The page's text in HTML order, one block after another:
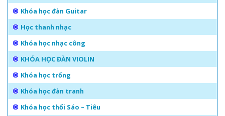
Khóa học đàn Guitar
Học thanh nhạc
Khóa học nhạc công
KHÓA HỌC ĐÀN VIOLIN
Khóa học trống
Khóa học đàn tranh
Khóa học thổi Sáo – Tiêu